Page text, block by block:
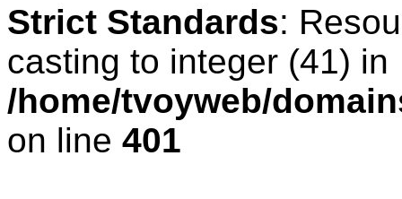
Strict Standards:
casting to integer (41) in
/home/tvoyweb/
on line 401